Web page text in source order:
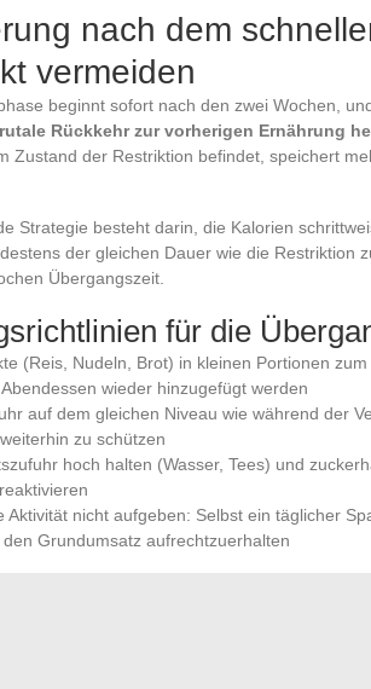
nach dem
vermeiden
beginnt sofort nach den zwei Wochen,
Rückkehr zur vorherigen Ernährung
Zustand der Restriktion befindet, speichert
Strategie besteht darin, die Kalorien
der gleichen Dauer wie die Restriktion
Übergangszeit.
für die
(Reis, Nudeln, Brot) in kleinen Portionen
wieder hinzugefügt werden
auf dem gleichen Niveau wie während der
zu schützen
hoch halten (Wasser, Tees) und
Aktivität nicht aufgeben: Selbst ein täglicher
Grundumsatz aufrechtzuerhalten